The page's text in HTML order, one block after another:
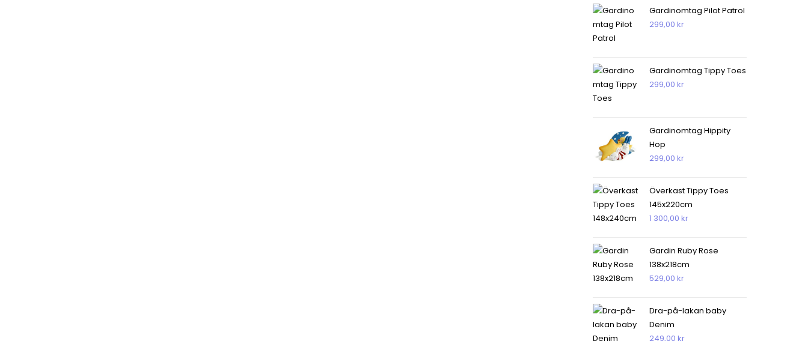
Gardinomtag Pilot Patrol
299,00 kr
Gardinomtag Tippy Toes
299,00 kr
Gardinomtag Hippity
Hop
299,00 kr
Överkast Tippy Toes
145x220cm
1 300,00 kr
Gardin Ruby Rose
138x218cm
529,00 kr
Dra-på-lakan baby
Denim
249,00 kr